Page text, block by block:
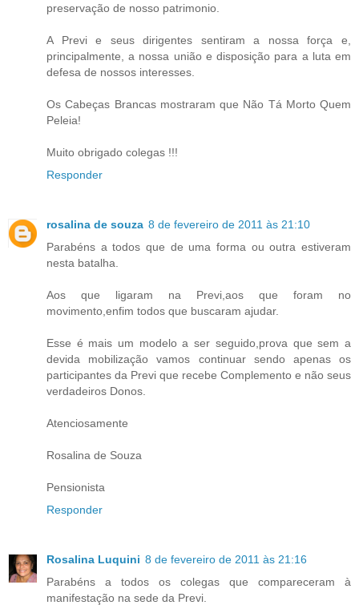
preservação de nosso patrimonio.
A Previ e seus dirigentes sentiram a nossa força e,
principalmente, a nossa união e disposição para a luta em
defesa de nossos interesses.
Os Cabeças Brancas mostraram que Não Tá Morto Quem
Peleia!
Muito obrigado colegas !!!
Responder
rosalina de souza 8 de fevereiro de 2011 às 21:10
Parabéns a todos que de uma forma ou outra estiveram
nesta batalha.
Aos que ligaram na Previ,aos que foram no
movimento,enfim todos que buscaram ajudar.
Esse é mais um modelo a ser seguido,prova que sem a
devida mobilização vamos continuar sendo apenas os
participantes da Previ que recebe Complemento e não seus
verdadeiros Donos.
Atenciosamente
Rosalina de Souza
Pensionista
Responder
Rosalina Luquini 8 de fevereiro de 2011 às 21:16
Parabéns a todos os colegas que compareceram à
manifestação na sede da Previ.